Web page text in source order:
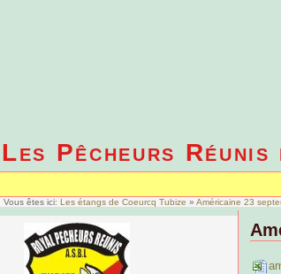
Les Pêcheurs
Vous êtes ici: Les étangs de Coeurcq Tubize » Américaine 23